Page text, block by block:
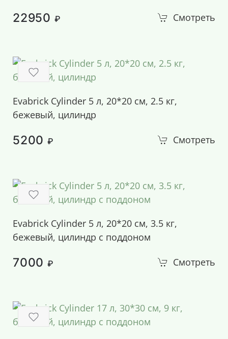
22950 ₽ Смотреть
Evabrick Cylinder 5 л, 20*20 см, 2.5 кг,
бежевый, цилиндр
5200 ₽ Смотреть
Evabrick Cylinder 5 л, 20*20 см, 3.5 кг,
бежевый, цилиндр c поддоном
7000 ₽ Смотреть